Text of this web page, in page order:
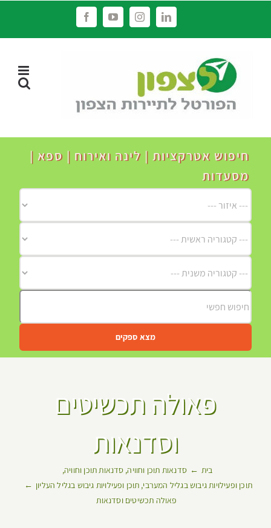
LinkedIn
Instagram
YouTube
Facebook
חיפוש אטרקציות | לינה ואירוח | ספא |
מסעדות
מצא ספקים
פאולה תכשיטים
וסדנאות
בית סדנאות תוכן וחוויה סדנאות תוכן וחוויה
תוכן ופעילויות גיבוש בגליל המערבי תוכן ופעילויות גיבוש בגליל העליון
פאולה תכשיטים וסדנאות